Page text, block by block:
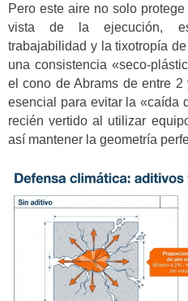
Pero este aire no solo
vista de la ejecución,
trabajabilidad y la tixotropía
una consistencia «seco-
el cono de Abrams de entre
esencial para evitar la «caída
recién vertido al utilizar
así mantener la geometría